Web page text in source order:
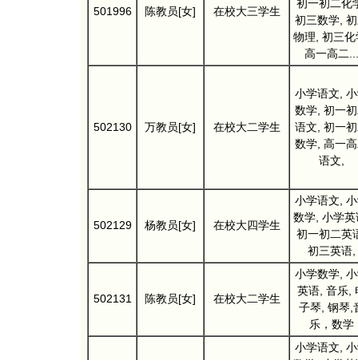
501996 陈教员[女] 在校大三学生
初一初二化
初三数学,
物理, 初三化
高一高二...
502130 万教员[女] 在校大二学生
小学语文,
数学, 初一
语文, 初一
数学, 高一
语文,
502129 杨教员[女] 在校大四学生
小学语文,
数学, 小学英
初一初二英
初三英语,
502131 陈教员[女] 在校大二学生
小学数学,
英语, 音乐,
子琴, 钢琴,
乐，数学
小学语文,